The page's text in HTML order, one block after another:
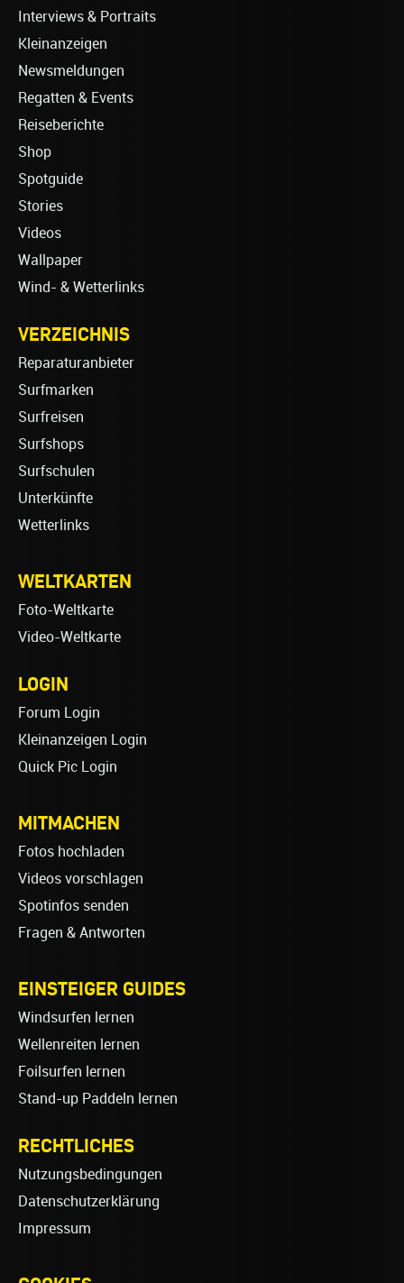
Interviews & Portraits
Kleinanzeigen
Newsmeldungen
Regatten & Events
Reiseberichte
Shop
Spotguide
Stories
Videos
Wallpaper
Wind- & Wetterlinks
VERZEICHNIS
Reparaturanbieter
Surfmarken
Surfreisen
Surfshops
Surfschulen
Unterkünfte
Wetterlinks
WELTKARTEN
Foto-Weltkarte
Video-Weltkarte
LOGIN
Forum Login
Kleinanzeigen Login
Quick Pic Login
MITMACHEN
Fotos hochladen
Videos vorschlagen
Spotinfos senden
Fragen & Antworten
EINSTEIGER GUIDES
Windsurfen lernen
Wellenreiten lernen
Foilsurfen lernen
Stand-up Paddeln lernen
RECHTLICHES
Nutzungsbedingungen
Datenschutzerklärung
Impressum